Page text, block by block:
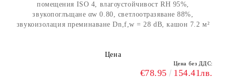
помещения ISO 4, влагоустойчивост RH 95%,
звукопоглъщане αw 0.80, светлоотразяване 88%,
звукоизолация преминаване Dn,f,w = 28 dB, кашон 7.2 м²
Цена
Цена без ДДС:
€78.95 154.41лв.